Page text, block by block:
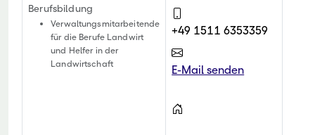
Berufsbildung
Verwaltungsmitarbeitende
für die Berufe Landwirt
und Helfer in der
Landwirtschaft
+49 1511 6353359
E-Mail senden